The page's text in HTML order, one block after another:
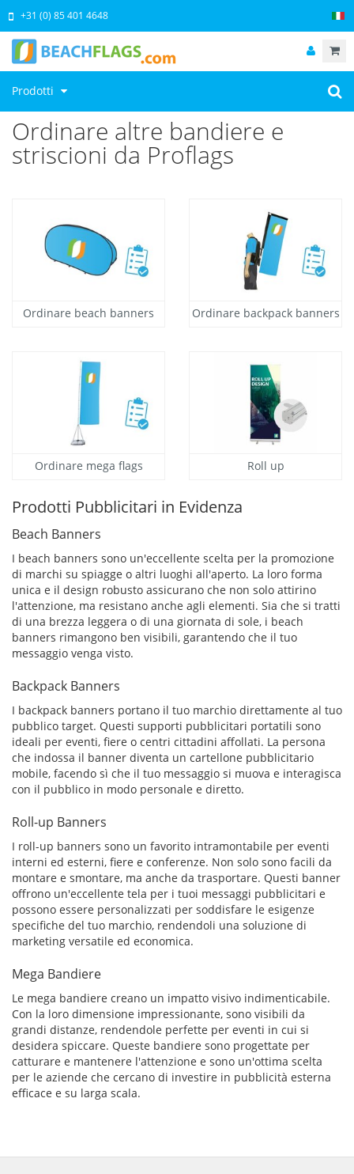
Prodotti
+31 (0) 85 401 4648
Ordinare altre bandiere e
striscioni da Proflags
Ordinare beach banners Ordinare backpack banners
Ordinare mega flags Roll up
Prodotti Pubblicitari in Evidenza
Beach Banners
I beach banners sono un'eccellente scelta per la promozione
di marchi su spiagge o altri luoghi all'aperto. La loro forma
unica e il design robusto assicurano che non solo attirino
l'attenzione, ma resistano anche agli elementi. Sia che si tratti
di una brezza leggera o di una giornata di sole, i beach
banners rimangono ben visibili, garantendo che il tuo
messaggio venga visto.
Backpack Banners
I backpack banners portano il tuo marchio direttamente al tuo
pubblico target. Questi supporti pubblicitari portatili sono
ideali per eventi, fiere o centri cittadini affollati. La persona
che indossa il banner diventa un cartellone pubblicitario
mobile, facendo sì che il tuo messaggio si muova e interagisca
con il pubblico in modo personale e diretto.
Roll-up Banners
I roll-up banners sono un favorito intramontabile per eventi
interni ed esterni, fiere e conferenze. Non solo sono facili da
montare e smontare, ma anche da trasportare. Questi banner
offrono un'eccellente tela per i tuoi messaggi pubblicitari e
possono essere personalizzati per soddisfare le esigenze
specifiche del tuo marchio, rendendoli una soluzione di
marketing versatile ed economica.
Mega Bandiere
Le mega bandiere creano un impatto visivo indimenticabile.
Con la loro dimensione impressionante, sono visibili da
grandi distanze, rendendole perfette per eventi in cui si
desidera spiccare. Queste bandiere sono progettate per
catturare e mantenere l'attenzione e sono un'ottima scelta
per le aziende che cercano di investire in pubblicità esterna
efficace e su larga scala.